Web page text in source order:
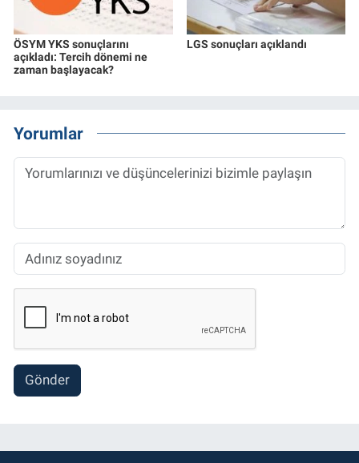
ÖSYM YKS sonuçlarını
açıkladı: Tercih dönemi ne
zaman başlayacak?
LGS sonuçları açıklandı
Yorumlar
Gönder